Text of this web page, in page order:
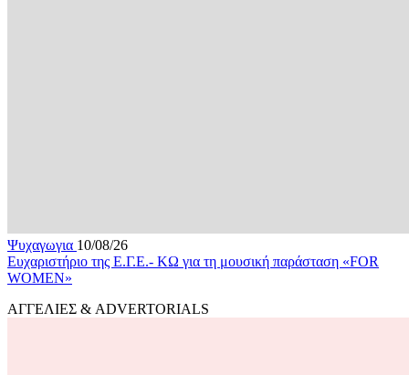
Ψυχαγωγια 10/08/26
Ευχαριστήριο της Ε.Γ.Ε.- ΚΩ για τη μουσική παράσταση «FOR
WOMEN»
ΑΓΓΕΛΙΕΣ & ADVERTORIALS